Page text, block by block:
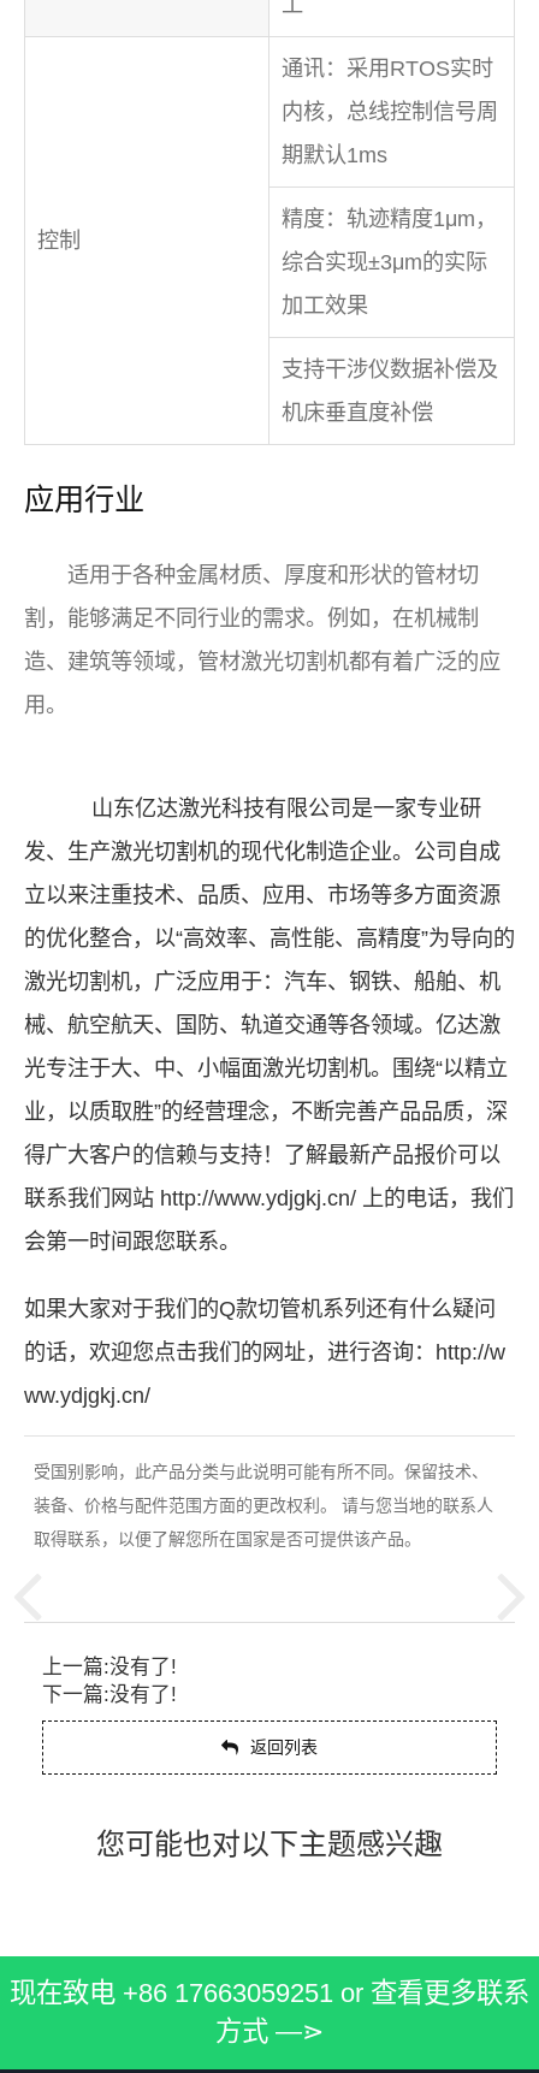
工
控制
通讯：采用RTOS实时
内核，总线控制信号周
期默认1ms
精度：轨迹精度1μm，
综合实现±3μm的实际
加工效果
支持干涉仪数据补偿及
机床垂直度补偿
应用行业
适用于各种金属材质、厚度和形状的管材切
割，能够满足不同行业的需求。例如，在机械制
造、建筑等领域，管材激光切割机都有着广泛的应
用。
山东亿达激光科技有限公司是一家专业研
发、生产激光切割机的现代化制造企业。公司自成
立以来注重技术、品质、应用、市场等多方面资源
的优化整合，以“高效率、高性能、高精度”为导向的
激光切割机，广泛应用于：汽车、钢铁、船舶、机
械、航空航天、国防、轨道交通等各领域。 亿达激
光专注于大、中、小幅面激光切割机。围绕“以精立
业，以质取胜”的经营理念，不断完善产品品质，深
得广大客户的信赖与支持！了解最新产品报价可以
联系我们网站 http://www.ydjgkj.cn/ 上的电话，我们
会第一时间跟您联系。
如果大家对于我们的Q款切管机系列 还有什么疑问
的话，欢迎您点击我们的网址，进行咨询： http://w
ww.ydjgkj.cn/
受国别影响，此产品分类与此说明可能有所不同。保留技术、
装备、价格与配件范围方面的更改权利。 请与您当地的联系人
取得联系，以便了解您所在国家是否可提供该产品。
上一篇:没有了!
下一篇:没有了!
返回列表
您可能也对以下主题感兴趣
现在致电 +86 17663059251 or 查看更多联系
方式 ―⋗